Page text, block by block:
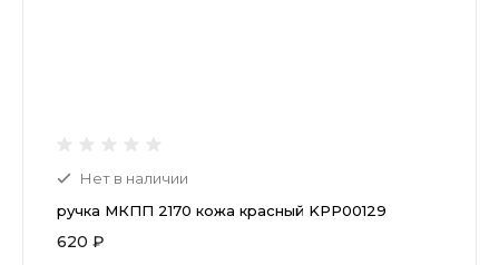
Нет в наличии
ручка МКПП 2170 кожа красный KPP00129
620 ₽